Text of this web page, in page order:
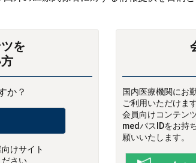
管石灰化と亜鉛から考え
（動画時間：約10分30秒）
を
か？
けサイト
ださい
国内医療機関にお
ご利用いただけます
会員向けコンテン
medパスIDをお持
願いいたします。